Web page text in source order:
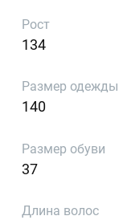
Рост
134
Размер одежды
140
Размер обуви
37
Длина волос